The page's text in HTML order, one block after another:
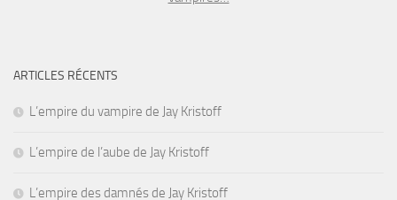
ARTICLES RÉCENTS
L’empire du vampire de Jay Kristoff
L’empire de l’aube de Jay Kristoff
L’empire des damnés de Jay Kristoff